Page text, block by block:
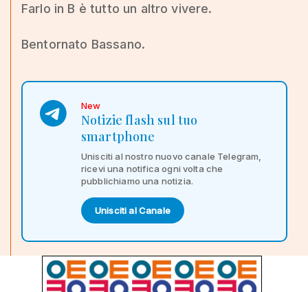
Farlo in B è tutto un altro vivere.
Bentornato Bassano.
New
Notizie flash sul tuo
smartphone
Unisciti al nostro nuovo canale Telegram,
ricevi una notifica ogni volta che
pubblichiamo una notizia.
Unisciti al Canale